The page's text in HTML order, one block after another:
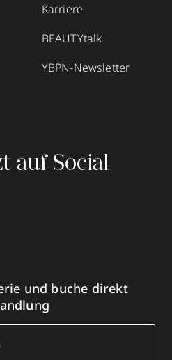
Karriere
BEAUTYtalk
YBPN-Newsletter
auf Social
und buche direkt